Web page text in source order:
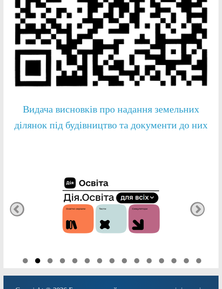
Видача висновків про надання земельних
ділянок під будівництво та документи до них